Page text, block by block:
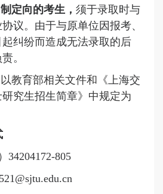
定向的考生，须于录取时与
议。由于与原单位因报考、
纠纷而造成无法录取的后
。
教育部相关文件和《上海交
研究生招生简章》中规定为
34204172-805